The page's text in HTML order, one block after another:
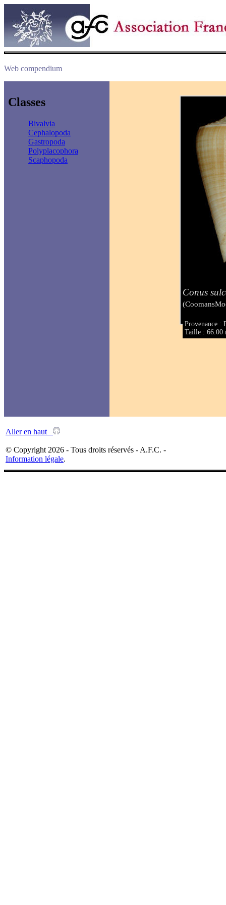
Web compendium
Classes
Bivalvia
Cephalopoda
Gastropoda
Polyplacophora
Scaphopoda
Conus
Provenance :
Taille : 66.00
Aller en haut
© Copyright 2026 - Tous droits réservés - A.F.C. -
Information légale.